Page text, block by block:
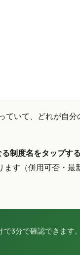
ていて、どれが自
制度名をタップす
ます（併用可否・最
3分で確認できます。